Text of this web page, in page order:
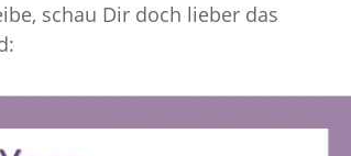
schau Dir doch lieber das